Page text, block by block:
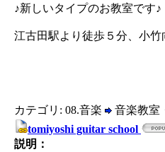
♪新しいタイプのお教室です♪
江古田駅より徒歩５分、小竹
カテゴリ: 08.音楽
音楽教室
tomiyoshi guitar school
説明：